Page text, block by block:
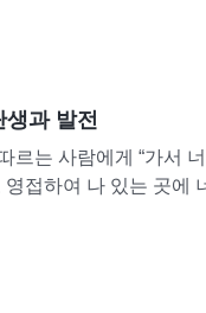
과 발전
르는 사람에게 “가서
접하여 나 있는 곳에